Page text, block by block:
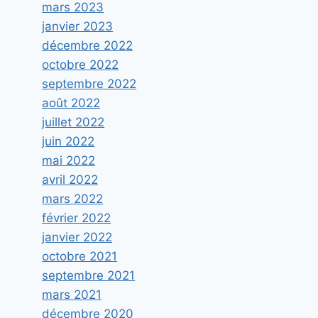
mars 2023
janvier 2023
décembre 2022
octobre 2022
septembre 2022
août 2022
juillet 2022
juin 2022
mai 2022
avril 2022
mars 2022
février 2022
janvier 2022
octobre 2021
septembre 2021
mars 2021
décembre 2020